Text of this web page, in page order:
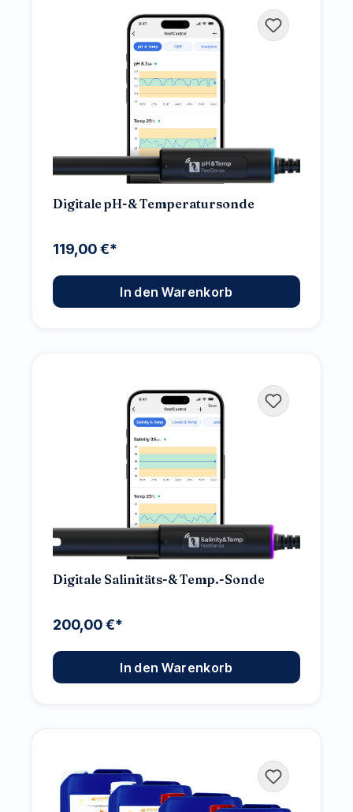
Digitale pH-& Temperatursonde
119,00 €*
In den Warenkorb
Digitale Salinitäts-& Temp.-Sonde
200,00 €*
In den Warenkorb